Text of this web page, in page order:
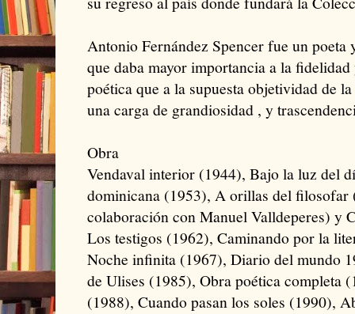
Antonio Fernández Spencer fue un
que daba mayor importancia a la
poética que a la supuesta objetividad de
una carga de grandiosidad , y
Obra
Vendaval interior (1944), Bajo la luz del
dominicana (1953), A orillas del filosofar
colaboración con Manuel Valldeperes) y
Los testigos (1962), Caminando por la
Noche infinita (1967), Diario del mundo
de Ulises (1985), Obra poética completa
(1988), Cuando pasan los soles (1990),